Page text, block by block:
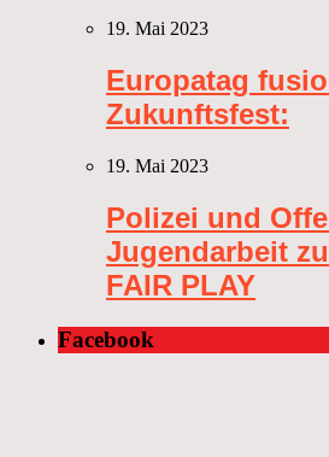
19. Mai 2023
Europatag
Zukunftsfest:
19. Mai 2023
Polizei und
Jugendarbeit
FAIR PLAY
Facebook